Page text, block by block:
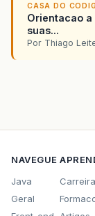
CASA DO
Orientacao
suas...
Por Thiago
NAVEGUE
Java
Geral